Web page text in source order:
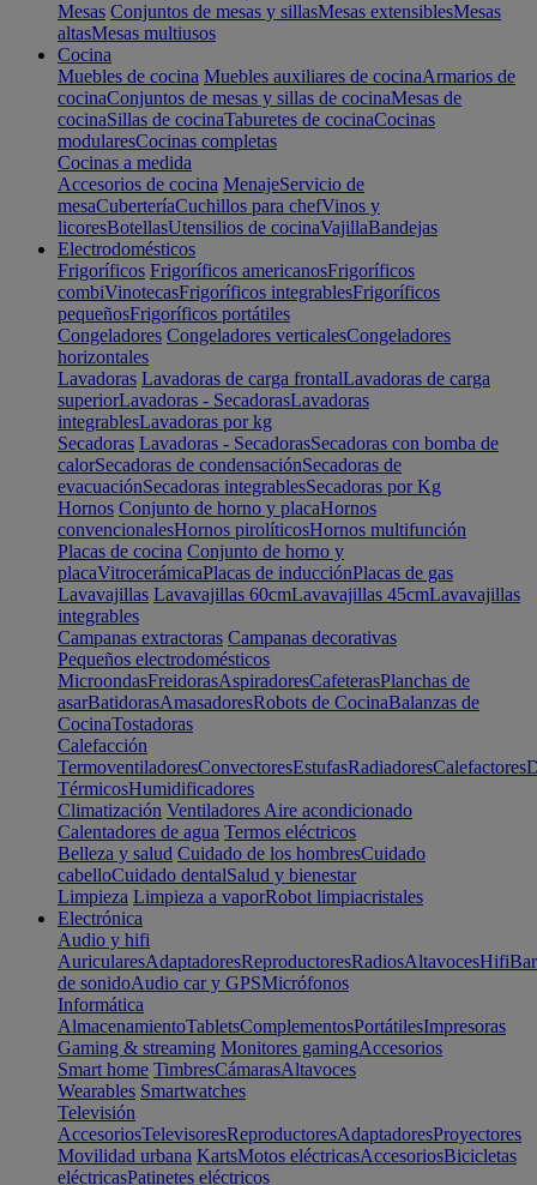
Mesas Conjuntos de mesas y sillasMesas extensiblesMesas
altasMesas multiusos
Cocina
Muebles de cocina Muebles auxiliares de cocinaArmarios de
cocinaConjuntos de mesas y sillas de cocinaMesas de
cocinaSillas de cocinaTaburetes de cocinaCocinas
modularesCocinas completas
Cocinas a medida
Accesorios de cocina MenajeServicio de
mesaCuberteríaCuchillos para chefVinos y
licoresBotellasUtensilios de cocinaVajillaBandejas
Electrodomésticos
Frigoríficos Frigoríficos americanosFrigoríficos
combiVinotecasFrigoríficos integrablesFrigoríficos
pequeñosFrigoríficos portátiles
Congeladores Congeladores verticalesCongeladores
horizontales
Lavadoras Lavadoras de carga frontalLavadoras de carga
superiorLavadoras - SecadorasLavadoras
integrablesLavadoras por kg
Secadoras Lavadoras - SecadorasSecadoras con bomba de
calorSecadoras de condensaciónSecadoras de
evacuaciónSecadoras integrablesSecadoras por Kg
Hornos Conjunto de horno y placaHornos
convencionalesHornos pirolíticosHornos multifunción
Placas de cocina Conjunto de horno y
placaVitrocerámicaPlacas de inducciónPlacas de gas
Lavavajillas Lavavajillas 60cmLavavajillas 45cmLavavajillas
integrables
Campanas extractoras Campanas decorativas
Pequeños electrodomésticos
MicroondasFreidorasAspiradoresCafeterasPlanchas de
asarBatidorasAmasadoresRobots de CocinaBalanzas de
CocinaTostadoras
Calefacción
TermoventiladoresConvectoresEstufasRadiadoresCalefactores
TérmicosHumidificadores
Climatización Ventiladores Aire acondicionado
Calentadores de agua Termos eléctricos
Belleza y salud Cuidado de los hombresCuidado
cabelloCuidado dentalSalud y bienestar
Limpieza Limpieza a vaporRobot limpiacristales
Electrónica
Audio y hifi
AuricularesAdaptadoresReproductoresRadiosAltavocesHifi
de sonidoAudio car y GPSMicrófonos
Informática
AlmacenamientoTabletsComplementosPortátilesImpresoras
Gaming & streaming Monitores gamingAccesorios
Smart home TimbresCámarasAltavoces
Wearables Smartwatches
Televisión
AccesoriosTelevisoresReproductoresAdaptadoresProyectores
Movilidad urbana KartsMotos eléctricasAccesoriosBicicletas
eléctricasPatinetes eléctricos